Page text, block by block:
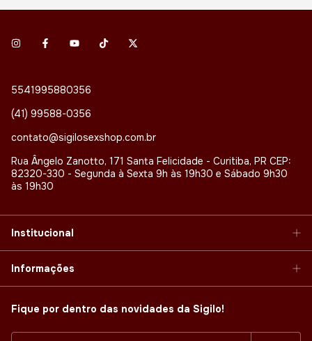
5541995880356
(41) 99588-0356
contato@sigilosexshop.com.br
Rua Ângelo Zanotto, 171 Santa Felicidade - Curitiba, PR CEP:
82320-330 - Segunda à Sexta 9h às 19h30 e Sábado 9h30
às 19h30
Institucional
Informações
Fique por dentro das novidades da Sigilo!